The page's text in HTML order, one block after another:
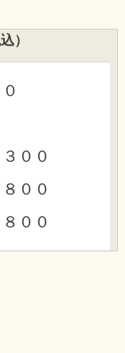
）
００
００
００